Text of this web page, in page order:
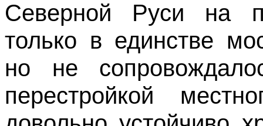
Северной Руси на
только в единстве
но не
перестройкой